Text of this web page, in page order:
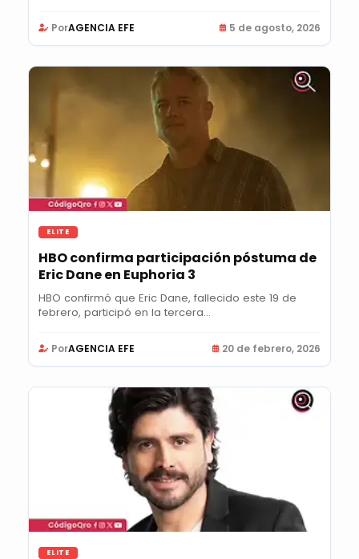
PorAGENCIA EFE 5 de agosto, 2026
ELITE
HBO confirma participación póstuma de
Eric Dane en Euphoria 3
HBO confirmó que Eric Dane, fallecido este 19 de
febrero, participó en la tercera...
PorAGENCIA EFE 20 de febrero, 2026
ELITE